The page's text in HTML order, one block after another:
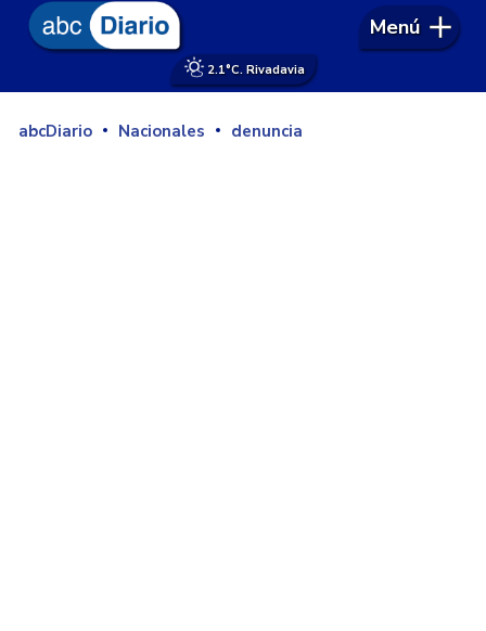
2.1°C. Rivadavia
Menú
abcDiario Nacionales denuncia